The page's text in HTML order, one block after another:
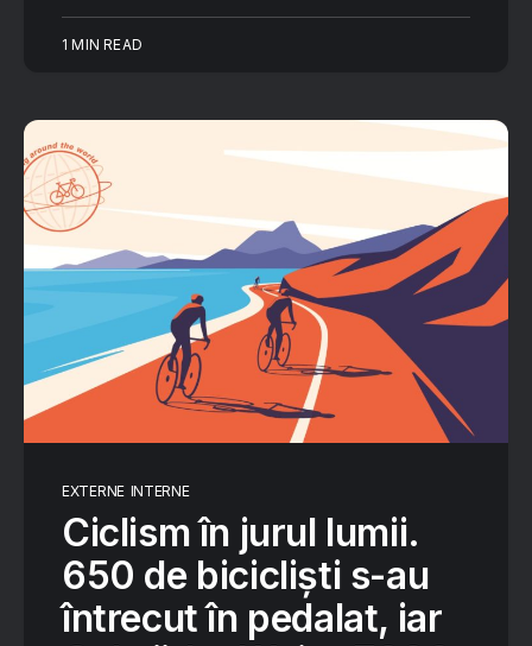
1 MIN READ
EXTERNE INTERNE
Ciclism în jurul lumii.
650 de bicicliști s-au
întrecut în pedalat, iar